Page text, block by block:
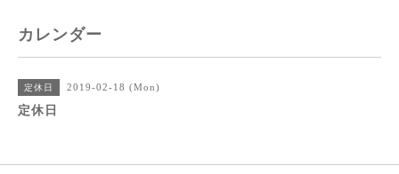
カレンダー
定休日 2019-02-18 (Mon)
定休日